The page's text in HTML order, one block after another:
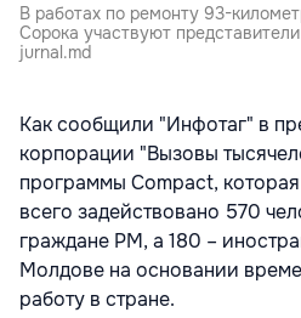
В работах по ремонту 93-
Сорока участвуют
jurnal.md
Как сообщили "Инфотаг" в
корпорации "Вызовы
программы Compact, которая
всего задействовано 570
граждане РМ, а 180 –
Молдове на основании
работу в стране.